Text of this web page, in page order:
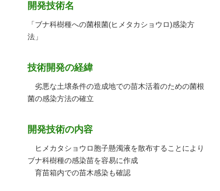
開発技術名
「ブナ科樹種への菌根菌(ヒメタカショウロ)感染方
法」
技術開発の経緯
劣悪な土壌条件の造成地での苗木活着のための菌根
菌の感染方法の確立
開発技術の内容
ヒメカタショウロ胞子懸濁液を散布することにより
ブナ科樹種の感染苗を容易に作成
育苗箱内での苗木感染も確認